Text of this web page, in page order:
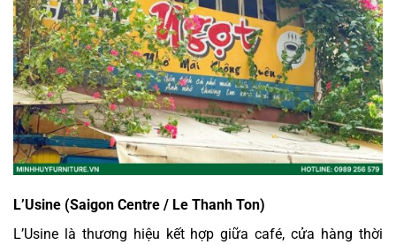
L’Usine (Saigon Centre / Le Thanh Ton)
L’Usine là thương hiệu kết hợp giữa café, cửa hàng thời